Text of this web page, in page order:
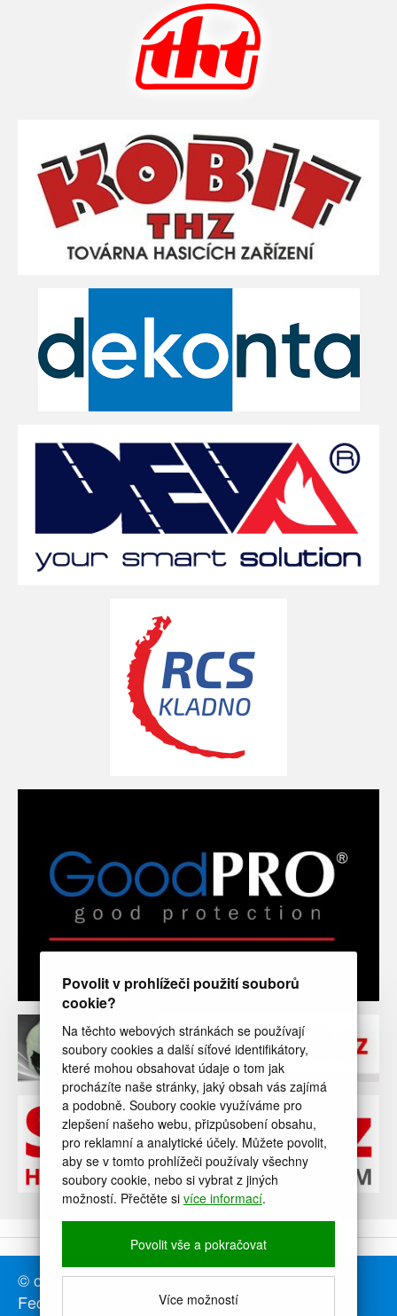
Povolit v prohlížeči použití souborů
cookie?
Na těchto webových stránkách se používají
soubory cookies a další síťové identifikátory,
které mohou obsahovat údaje o tom jak
procházíte naše stránky, jaký obsah vás zajímá
a podobně. Soubory cookie využíváme pro
zlepšení našeho webu, přizpůsobení obsahu,
pro reklamní a analytické účely. Můžete povolit,
aby se v tomto prohlížeči používaly všechny
soubory cookie, nebo si vybrat z jiných
možností. Přečtěte si více informací.
Povolit vše a pokračovat
Více možností
© copyright ČHSF - Česká Hasičská Sportovní
Federace, sportovní svaz hasičů, z.s.